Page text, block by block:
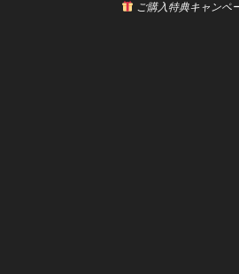
ご購入特典キャンペ